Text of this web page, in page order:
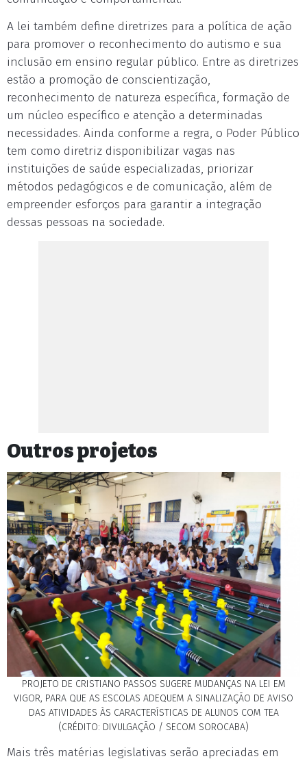
A lei também define diretrizes para a política de ação
para promover o reconhecimento do autismo e sua
inclusão em ensino regular público. Entre as diretrizes
estão a promoção de conscientização,
reconhecimento de natureza específica, formação de
um núcleo específico e atenção a determinadas
necessidades. Ainda conforme a regra, o Poder Público
tem como diretriz disponibilizar vagas nas
instituições de saúde especializadas, priorizar
métodos pedagógicos e de comunicação, além de
empreender esforços para garantir a integração
dessas pessoas na sociedade.
Outros projetos
PROJETO DE CRISTIANO PASSOS SUGERE MUDANÇAS NA LEI EM
VIGOR, PARA QUE AS ESCOLAS ADEQUEM A SINALIZAÇÃO DE AVISO
DAS ATIVIDADES ÀS CARACTERÍSTICAS DE ALUNOS COM TEA
(CRÉDITO: DIVULGAÇÃO / SECOM SOROCABA)
Mais três matérias legislativas serão apreciadas em